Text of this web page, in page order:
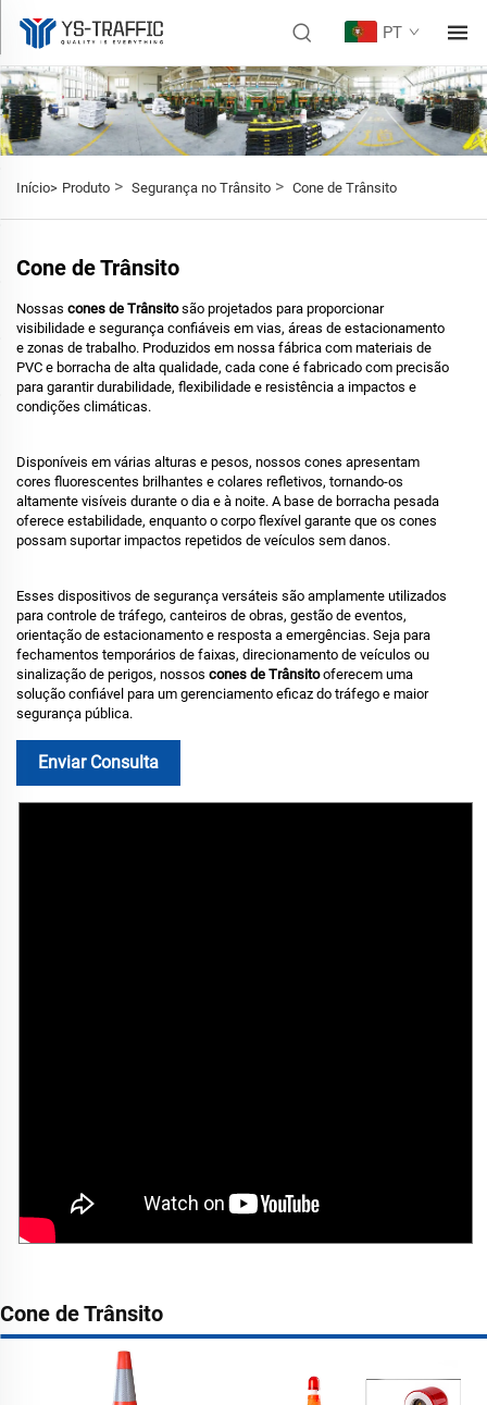
PT
Início> Produto > Segurança no Trânsito > Cone de Trânsito
Cone de Trânsito
Nossas cones de Trânsitosão projetados para proporcionar
visibilidade e segurança confiáveis em vias, áreas de estacionamento
e zonas de trabalho. Produzidos em nossa fábrica com materiais de
PVC e borracha de alta qualidade, cada cone é fabricado com precisão
para garantir durabilidade, flexibilidade e resistência a impactos e
condições climáticas.
Disponíveis em várias alturas e pesos, nossos cones apresentam
cores fluorescentes brilhantes e colares refletivos, tornando-os
altamente visíveis durante o dia e à noite. A base de borracha pesada
oferece estabilidade, enquanto o corpo flexível garante que os cones
possam suportar impactos repetidos de veículos sem danos.
Esses dispositivos de segurança versáteis são amplamente utilizados
para controle de tráfego, canteiros de obras, gestão de eventos,
orientação de estacionamento e resposta a emergências. Seja para
fechamentos temporários de faixas, direcionamento de veículos ou
sinalização de perigos, nossos cones de Trânsitooferecem uma
solução confiável para um gerenciamento eficaz do tráfego e maior
segurança pública.
Enviar Consulta
Cone de Trânsito